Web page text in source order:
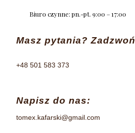
Biuro czynne: pn.-pt. 9:00 – 17:00
Masz pytania? Zadzwoń
+48 501 583 373
Napisz do nas:
tomex.kafarski@gmail.com